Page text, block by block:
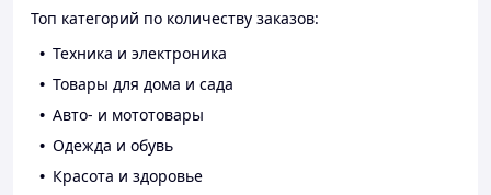
Топ категорий по количеству заказов:
Техника и электроника
Товары для дома и сада
Авто- и мототовары
Одежда и обувь
Красота и здоровье